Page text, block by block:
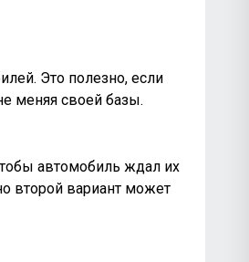
Это полезно, если
меняя своей базы.
автомобиль ждал их
второй вариант может